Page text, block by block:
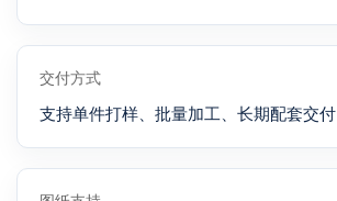
交付方式
支持单件打样、批量加工、长期配套交付